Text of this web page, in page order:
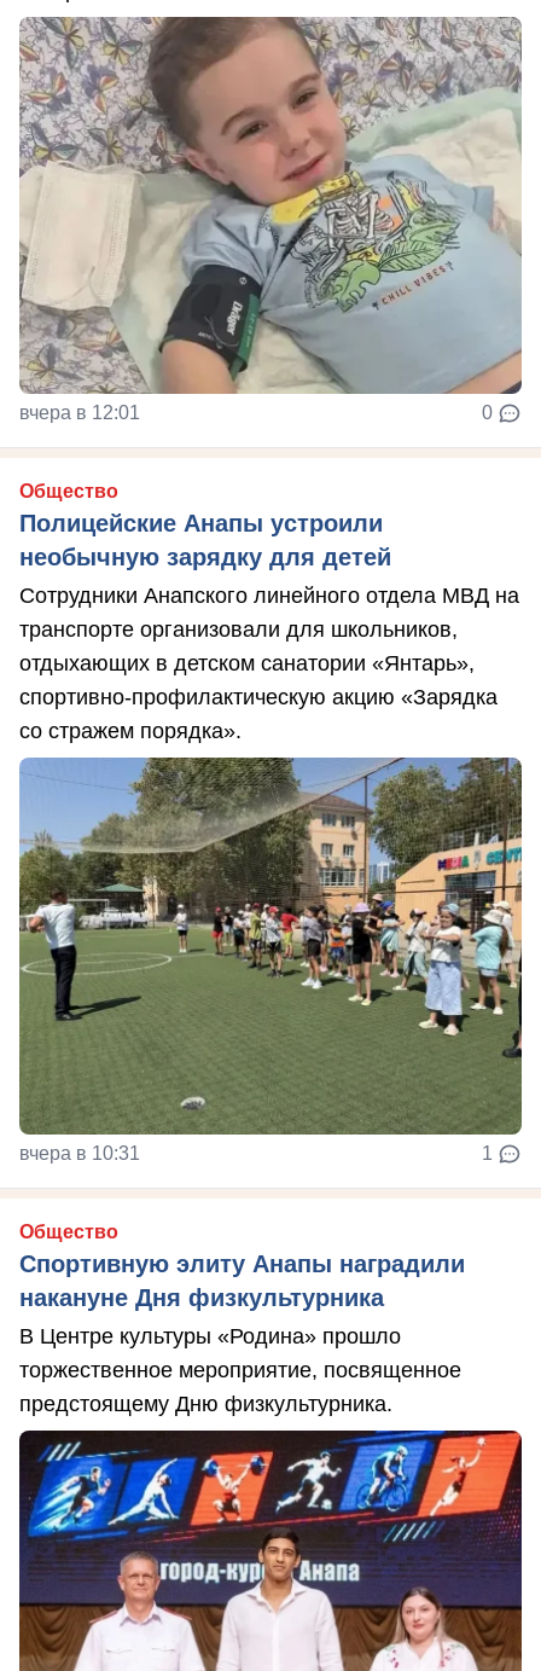
вчера в 12:01 0
Общество
Полицейские Анапы устроили
необычную зарядку для детей
Сотрудники Анапского линейного отдела МВД на
транспорте организовали для школьников,
отдыхающих в детском санатории «Янтарь»,
спортивно-профилактическую акцию «Зарядка
со стражем порядка».
вчера в 10:31 1
Общество
Спортивную элиту Анапы наградили
накануне Дня физкультурника
В Центре культуры «Родина» прошло
торжественное мероприятие, посвященное
предстоящему Дню физкультурника.